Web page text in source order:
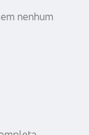
nenhum